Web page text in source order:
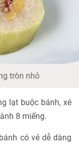
tròn nhỏ
lạt buộc bánh, xé
8 miếng.
có vẻ dễ dàng